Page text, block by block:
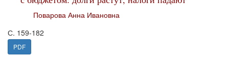
Поварова Анна Ивановна
С. 159-182
PDF